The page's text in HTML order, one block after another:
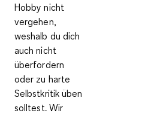
Hobby nicht
vergehen,
weshalb du dich
auch nicht
überfordern
oder zu harte
Selbstkritik üben
solltest. Wir